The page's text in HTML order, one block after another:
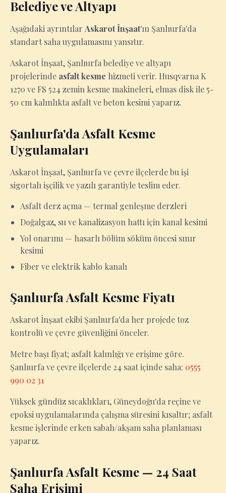
Belediye ve Altyapı
Aşağıdaki ayrıntılar Askarot İnşaat'ın Şanlıurfa'da
standart saha uygulamasını yansıtır.
Askarot İnşaat, Şanlıurfa belediye ve altyapı
projelerinde asfalt kesme hizmeti verir. Husqvarna K
1270 ve FS 524 zemin kesme makineleri, elmas disk ile 5-
50 cm kalınlıkta asfalt ve beton kesimi yaparız.
Şanlıurfa'da Asfalt Kesme
Uygulamaları
Askarot İnşaat, Şanlıurfa ve çevre ilçelerde bu işi
sigortalı işçilik ve yazılı garantiyle teslim eder.
Asfalt derz açma — termal genleşme derzleri
Doğalgaz, su ve kanalizasyon hattı için kanal kesimi
Yol onarımı — hasarlı bölüm söküm öncesi sınır
kesimi
Fiber ve elektrik kablo kanalı
Şanlıurfa Asfalt Kesme Fiyatı
Askarot İnşaat ekibi Şanlıurfa'da her projede toz
kontrolü ve çevre güvenliğini önceler.
Metre başı fiyat; asfalt kalınlığı ve erişime göre.
Şanlıurfa ve çevre ilçelerde 24 saat içinde saha: 0555
990 02 31
Yüksek gündüz sıcaklıkları, Güneydoğu'da reçine ve
epoksi uygulamalarında çalışma süresini kısaltır; asfalt
kesme işlerinde erken sabah/akşam saha planlaması
yaparız.
Şanlıurfa Asfalt Kesme — 24 Saat
Saha Erişimi